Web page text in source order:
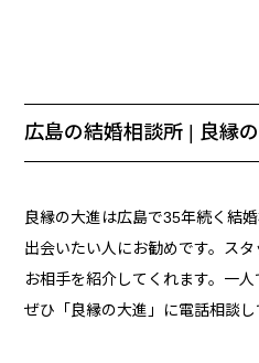
広島の結婚相談所 | 良縁
良縁の大進は広島で35年続く結
出会いたい人にお勧めです。ス
お相手を紹介してくれます。一人
ぜひ「良縁の大進」に電話相談し